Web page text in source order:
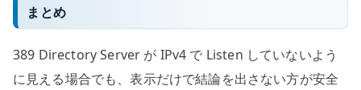
まとめ
389 Directory Server が IPv4 で Listen していないよう
に見える場合でも、表示だけで結論を出さない方が安全